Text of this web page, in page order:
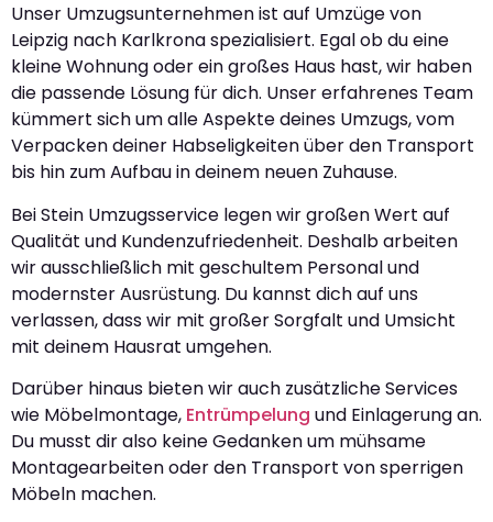
Unser Umzugsunternehmen ist auf Umzüge von
Leipzig nach Karlkrona spezialisiert. Egal ob du eine
kleine Wohnung oder ein großes Haus hast, wir haben
die passende Lösung für dich. Unser erfahrenes Team
kümmert sich um alle Aspekte deines Umzugs, vom
Verpacken deiner Habseligkeiten über den Transport
bis hin zum Aufbau in deinem neuen Zuhause.
Bei Stein Umzugsservice legen wir großen Wert auf
Qualität und Kundenzufriedenheit. Deshalb arbeiten
wir ausschließlich mit geschultem Personal und
modernster Ausrüstung. Du kannst dich auf uns
verlassen, dass wir mit großer Sorgfalt und Umsicht
mit deinem Hausrat umgehen.
Darüber hinaus bieten wir auch zusätzliche Services
wie Möbelmontage, Entrümpelung und Einlagerung an.
Du musst dir also keine Gedanken um mühsame
Montagearbeiten oder den Transport von sperrigen
Möbeln machen.